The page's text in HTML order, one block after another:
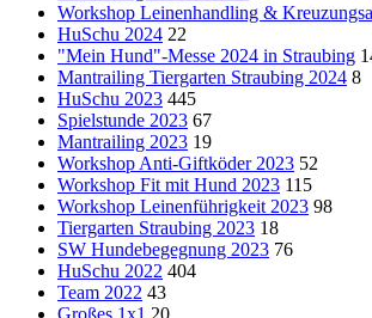
Workshop Leinenhandling &
HuSchu 2024 22
"Mein Hund"-Messe 2024 in Straubing
Mantrailing Tiergarten Straubing 2024 8
HuSchu 2023 445
Spielstunde 2023 67
Mantrailing 2023 19
Workshop Anti-Giftköder 2023 52
Workshop Fit mit Hund 2023 115
Workshop Leinenführigkeit 2023 98
Tiergarten Straubing 2023 18
SW Hundebegegnung 2023 76
HuSchu 2022 404
Team 2022 43